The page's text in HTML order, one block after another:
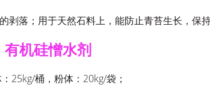
剥落；用于天然石料上，能防止青苔生长，保持
有机硅憎水剂
25kg/桶，粉体： 20kg/袋；